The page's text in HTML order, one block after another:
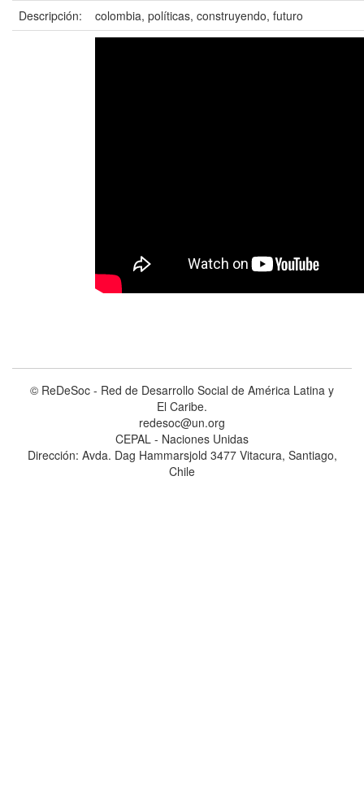
Descripción:
colombia, políticas, construyendo, futuro
© ReDeSoc - Red de Desarrollo Social de América Latina y
El Caribe.
redesoc@un.org
CEPAL - Naciones Unidas
Dirección: Avda. Dag Hammarsjold 3477 Vitacura, Santiago,
Chile